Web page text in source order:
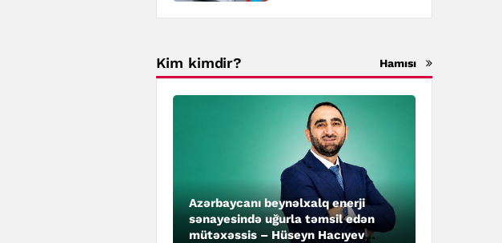
Kim kimdir? Hamısı
Azərbaycanı beynəlxalq enerji
sənayesində uğurla təmsil edən
mütəxəssis – Hüseyn Hacıyev